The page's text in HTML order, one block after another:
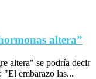
altera”
altera" se podría decir
"El embarazo las...